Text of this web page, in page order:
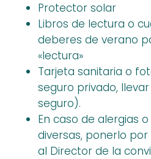
Protector solar
Libros de lectura o
deberes de verano
«lectura»
Tarjeta sanitaria o
seguro privado,
seguro).
En caso de alergias
diversas, ponerlo
al Director de la